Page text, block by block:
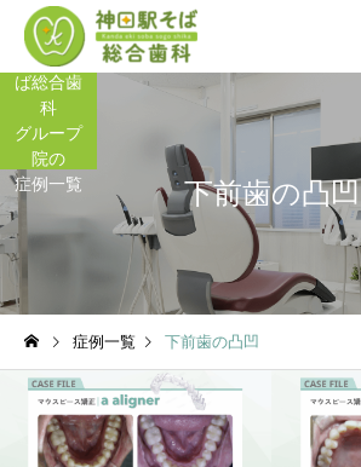
下前歯の凸凹
神田駅そ
ば総合歯
科
グループ
院の
症例一覧
症例一覧 下前歯の凸凹